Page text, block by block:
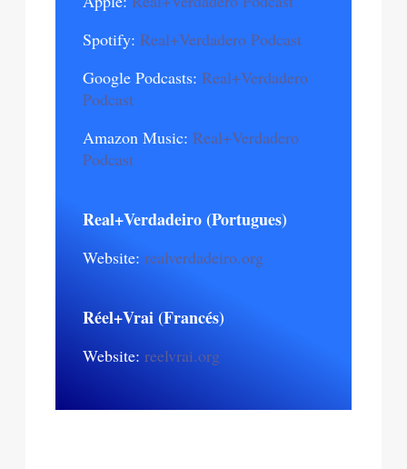
Spotify: Real+Verdadero Podcast
Google Podcasts: Real+Verdadero
Podcast
Amazon Music: Real+Verdadero
Podcast
Real+Verdadeiro (Portugues)
Website: realverdadeiro.org
Réel+Vrai (Francés)
Website: reelvrai.org